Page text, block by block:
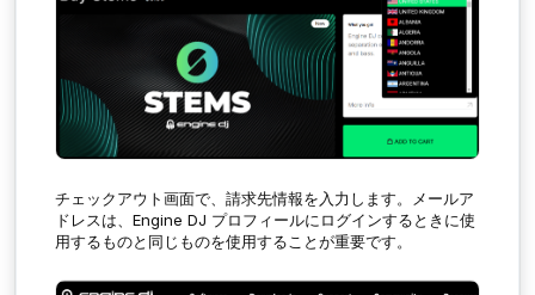
チェックアウト画面で、請求先情報を入力します。メールア
ドレスは、Engine DJ プロフィールにログインするときに使
用するものと同じものを使用することが重要です。